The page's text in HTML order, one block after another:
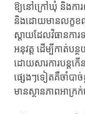
ឱ្យនៅក្រៅឃុំ ​និងកា
និងដោយ​មានលក្ខខណ្
ស្ដាយ​ដែលវិធានកា
អនុវត្ត​ ដើម្បី​កាត់បន្
ដោយសារ​ការបន្តកើ
ផ្សេងៗទៀត​គឺចាំបា
មានស្ថានភាព​អាក្រក់